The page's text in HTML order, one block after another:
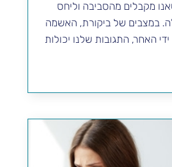
מקבלים מהסביבה וליחס
במצבים של ביקורת, האשמה
האחר, התגובות שלנו יכולות